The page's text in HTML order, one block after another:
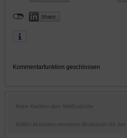
Kommentarfunktion geschlossen
Keine Kiebitze aber Weißstörche
NABU-Aktivisten montieren Brutkästen für den